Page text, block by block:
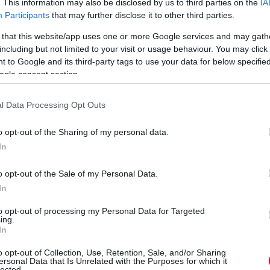
This information may also be disclosed by us to third parties on the
Participants that may further disclose it to other third parties.
that this website/app uses one or more Google services and may
but not limited to your visit or usage behaviour. You may
to Google and its third-party tags to use your data for below
consent section.
Data Processing Opt Outs
opt-out of the Sharing of my personal data.
opt-out of the Sale of my Personal Data.
opt-out of processing my Personal Data for Targeted
opt-out of Collection, Use, Retention, Sale, and/or Sharing
Data that Is Unrelated with the Purposes for which it
a JMW Ferrari zár Jeff Segallal, Wei Luval és Rodrigo
2,2 Nakajimának, de ez édeskevés. Illetve legföljebb arra
győzelem kapujában a Keating Ford.
úgy tűnik, tényleg feladta a reménytelen
hogy ne erőltesse. Egy kört azért várjunk, hogy
4-5-öt kellene Lopeznek odatennie Nakajimának, ez